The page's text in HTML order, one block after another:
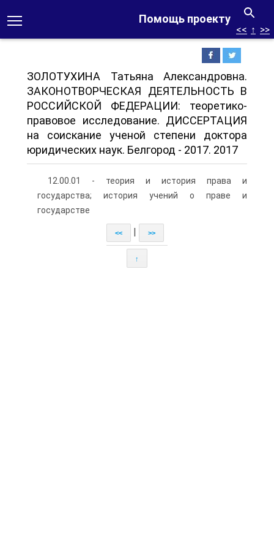
Помощь проекту
<< ↑ >>
ЗОЛОТУХИНА Татьяна Александровна.
ЗАКОНОТВОРЧЕСКАЯ ДЕЯТЕЛЬНОСТЬ В
РОССИЙСКОЙ ФЕДЕРАЦИИ: теоретико-
правовое исследование. ДИССЕРТАЦИЯ
на соискание ученой степени доктора
юридических наук. Белгород - 2017. 2017
12.00.01 - теория и история права и
государства; история учений о праве и
государстве
<< >>
↑